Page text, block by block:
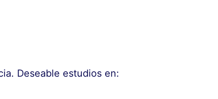
Deseable estudios en: